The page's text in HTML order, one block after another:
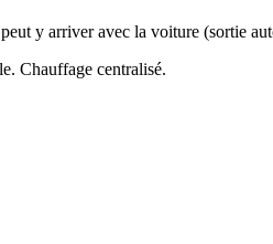
y arriver avec la voiture (sortie
Chauffage centralisé.